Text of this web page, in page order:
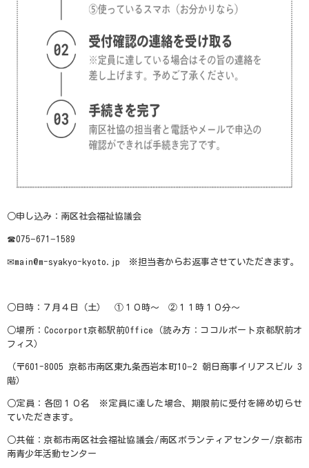
○申し込み：南区社会福祉協議会
☎075−671 −1589
✉main@m-syakyo-kyoto.jp ※担当者からお返事させていただきます。
○日時：７月４日（土） ①１０時～ ②１１時１０分～
○場所： Cocorport京都駅前Office
（読み方：ココルポート京都駅前オ
フィス）
（〒601-8005 京都市南区東九条西岩本町10−2 朝日商事イリアスビル3
階）
○定員：各回１０名 ※定員に達した場合、期限前に受付を締め切らせ
ていただきます。
○共催：京都市南区社会福祉協議会/南区ボランティアセンター/京都市
南青少年活動センター